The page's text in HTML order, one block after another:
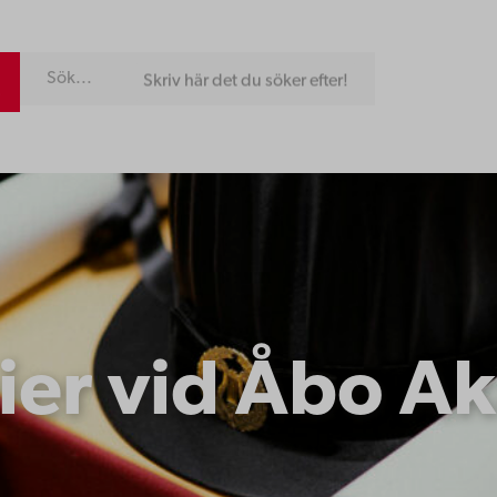
Skriv här det du söker efter!
vid Åbo